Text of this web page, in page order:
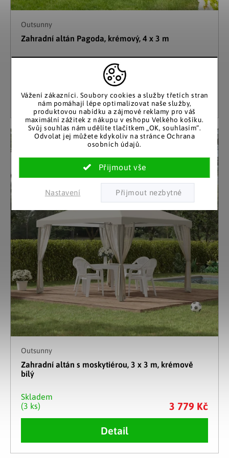
Vážení zákazníci. Soubory cookies a služby třetích stran
nám pomáhají lépe optimalizovat naše služby,
produktovou nabídku a zájmové reklamy pro váš
maximální zážitek z nákupu v eshopu Velkého košíku.
Svůj souhlas nám udělíte tlačítkem „OK, souhlasím“.
Odvolat jej můžete kdykoliv na stránce Ochrana
osobních údajů.
Nastavení
Outsunny
Zahradní altán Pagoda, krémový, 4 x 3 m
Detail
Outsunny
Zahradní altán s moskytiérou, 3 x 3 m, krémově
bílý
Skladem
(3 ks)
3 779 Kč
Detail